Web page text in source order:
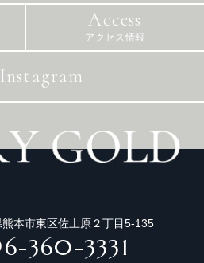
Access
アクセス情報
本市東区佐土原２丁目5-135
360-3331